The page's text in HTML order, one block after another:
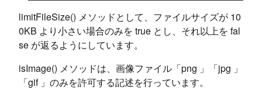
limitFileSize() メソッドとして、ファイルサイズが 10
0KB より小さい場合のみを true とし、それ以上を fal
se が返るようにしています。
isImage() メソッドは、画像ファイル「png 」「jpg 」
「gif 」のみを許可する記述を行っています。